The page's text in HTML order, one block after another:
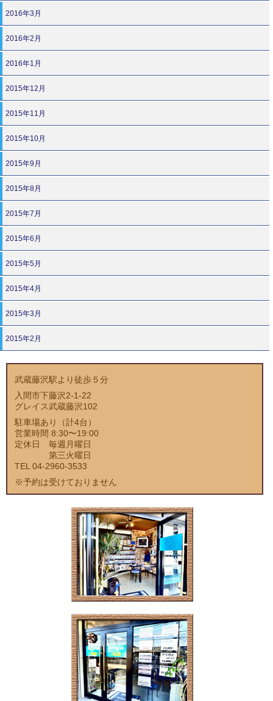
2016年3月
2016年2月
2016年1月
2015年12月
2015年11月
2015年10月
2015年9月
2015年8月
2015年7月
2015年6月
2015年5月
2015年4月
2015年3月
2015年2月
武蔵藤沢駅より徒歩５分
入間市下藤沢2-1-22
グレイス武蔵藤沢102
駐車場あり（計4台）
営業時間 8:30〜19:00
定休日 毎週月曜日
第三火曜日
TEL 04-2960-3533
※予約は受けておりません